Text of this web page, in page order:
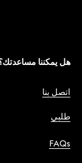
هل يمكننا
اتصل بنا
طلبي
FAQs